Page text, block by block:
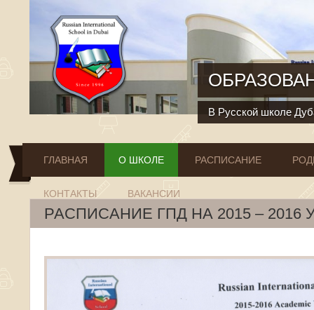
В Русской школе
ГЛАВНАЯ О ШКОЛЕ РАСПИСАНИЕ
КОНТАКТЫ ВАКАНСИИ
РАСПИСАНИЕ ГПД НА 2015 – 2016